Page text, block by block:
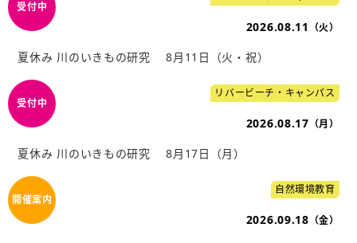
2026.08.11 （火）
夏休み 川のいきもの研究 8月11日（火・祝）
リバービーチ・キャンパス
2026.08.17 （月）
夏休み 川のいきもの研究 8月17日（月）
自然環境教育
2026.09.18 （金）